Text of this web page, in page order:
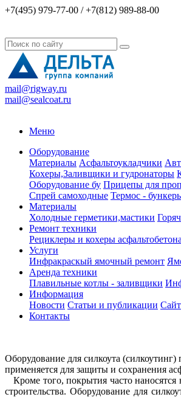
+7(495) 979-77-00 / +7(812) 989-88-00
mail@rigway.ru
mail@sealcoat.ru
Меню
Оборудование
Материалы Асфальтоукладчики
Кохеры,Заливщики и гудронаторы
Оборудование бу Прицепы для
Спрей самоходные Термос -
Материалы
Холодные герметики,мастики
Ремонт техники
Рециклеры и кохеры асфальтобетона
Услуги
Инфракраскый ямочный ремонт
Аренда техники
Плавильные котлы - заливщики
Информация
Новости Статьи и публикации Сайт
Контакты
Оборудование для силкоута
применяется для защиты и сохранения
Кроме того, покрытия часто наносятся
строительства. Оборудование для